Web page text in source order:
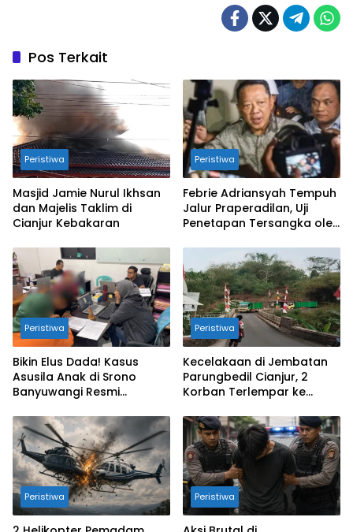
Pos Terkait
Peristiwa
Masjid Jamie Nurul Ikhsan
dan Majelis Taklim di
Cianjur Kebakaran
Peristiwa
Febrie Adriansyah Tempuh
Jalur Praperadilan, Uji
Penetapan Tersangka oleh
Peristiwa
Bikin Elus Dada! Kasus
Asusila Anak di Srono
Banyuwangi Resmi
Peristiwa
Kecelakaan di Jembatan
Parungbedil Cianjur, 2
Korban Terlempar ke
Peristiwa Peristiwa